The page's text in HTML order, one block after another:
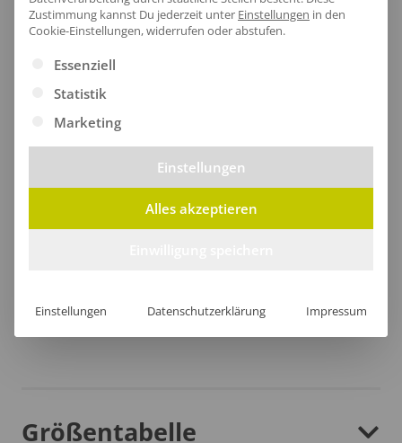
und schützt dich zuverlässig vor Kälte.
Größentabelle
Zustimmung kannst Du jederzeit unter Einstellungen in den
Cookie-Einstellungen, widerrufen oder abstufen.
Es folgt eine Liste der Service-Gruppen, für die eine
Essenziell
Statistik
Marketing
Einstellungen
Alles akzeptieren
Einstellungen Datenschutzerklärung Impressum